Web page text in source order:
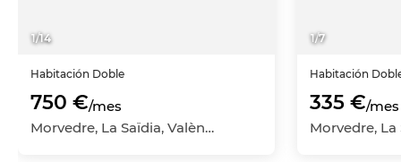
1/14
Habitación Doble
750 €/mes
Morvedre, La Saïdia, València Capital, València
1/7
Habitación
335 €/mes